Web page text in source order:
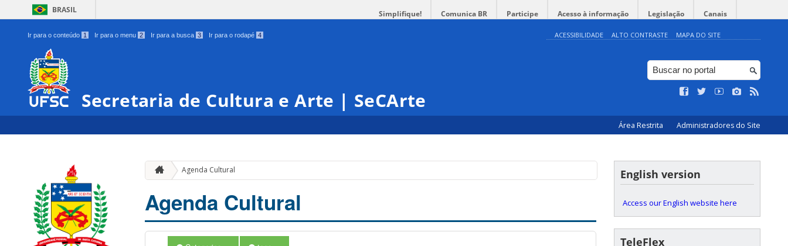
BRASIL Simplifique! Comunica BR Participe Acesso à informação Legislação Canais
Ir para o conteúdo 1 Ir para o menu 2 Ir para a busca 3 Ir para o rodapé 4 ACESSIBILIDADE ALTO CONTRASTE MAPA DO SITE
Secretaria de Cultura e Arte | SeCArte
Área Restrita Administradores do Site
Agenda Cultural
Agenda Cultural
English version
Access our English website here
TeleFlex